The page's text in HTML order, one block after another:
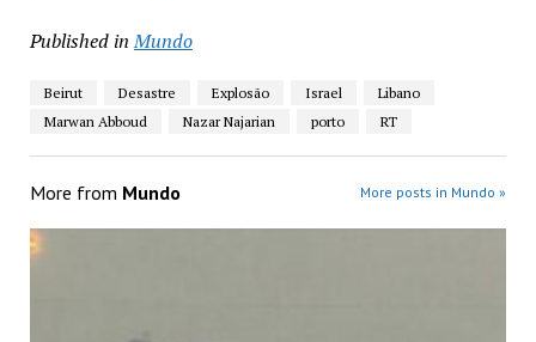
Published in Mundo
Beirut Desastre Explosão Israel
Libano
Marwan Abboud
Nazar Najarian porto RT
More from Mundo More posts in Mundo »